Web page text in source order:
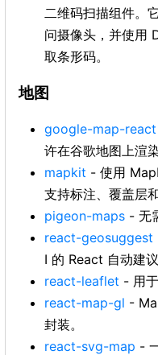
二维码扫描组件。
问摄像头，并使用
取条形码。
地图
google-map-react
许在谷歌地图上渲
mapkit - 使用
支持标注、覆盖层和
pigeon-maps - 无
react-geosuggest
I 的 React 自动建议
react-leaflet - 用
react-map-gl -
封装。
react-svg-map -